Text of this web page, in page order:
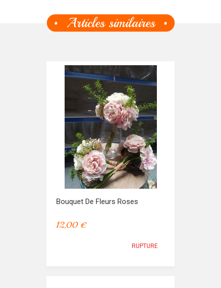
Articles similaires
Bouquet De Fleurs Roses
12,00 €
RUPTURE